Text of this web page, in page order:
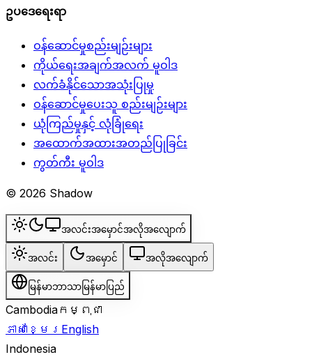
ဥပဒေရေးရာ
ဝန်ဆောင်မှုစည်းမျဉ်းများ
ကိုယ်ရေးအချက်အလက် မူဝါဒ
လက်ခံနိုင်သောအသုံးပြုမှု
ဝန်ဆောင်မှုပေးသူ စည်းမျဉ်းများ
ယုံကြည်မှုနှင့် လုံခြုံရေး
အထောက်အထားအတည်ပြုခြင်း
ကွတ်ကီး မူဝါဒ
© 2026 Shadow
အလင်းအမှောင်အလိုအလျောက်
အလင်း အမှောင် အလိုအလျောက်
မြန်မာဘာသာ မြန်မာပြည်
Cambodia កម្ពុជា
ភាសាខ្មែរ English
Indonesia